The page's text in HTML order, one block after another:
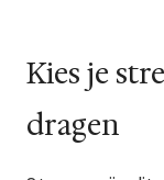
Kies je
dragen